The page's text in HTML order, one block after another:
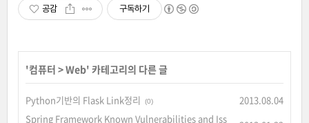
공감 구독하기
'컴퓨터 >Web' 카테고리의 다른 글
Python기반의 Flask Link정리 (0)
2013.08.04
Spring Framework Known Vulnerabilities and Iss